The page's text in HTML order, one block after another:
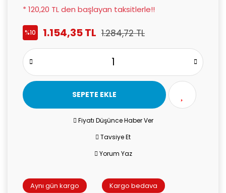
* 120,20 TL den başlayan taksitlerle!!
%10 1.154,35 TL 1.284,72 TL
SEPETE EKLE
Fiyatı Düşünce Haber Ver
Tavsiye Et
Yorum Yaz
Aynı gün kargo Kargo bedava